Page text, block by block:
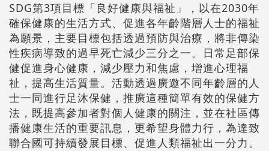
SDG第3項目標「良好健康與福祉」，以在2030年
確保健康的生活方式、促進各年齡階層人士的福祉
為願景，主要目標包括透過預防與治療，將非傳染
性疾病導致的過早死亡減少三分之一。日常足部保
健促進身心健康，減少壓力和焦慮，增進心理福
祉，提高生活質量。活動透過廣邀不同年齡層的人
士一同進行足沐保健，推廣這種簡單有效的保健方
法，既提高參加者對個人健康的關注，並在社區傳
播健康生活的重要訊息，更希望身體力行，為達致
聯合國可持續發展目標、促進人類福祉出一分力。